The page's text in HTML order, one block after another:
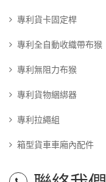
專利貨卡固定桿
專利全自動收織帶布猴
專利無阻力布猴
專利貨物綑綁器
專利拉繩組
箱型貨車車廂內配件